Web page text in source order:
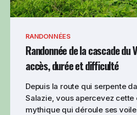
RANDONNÉES
Randonnée de la cascade du
accès, durée et difficulté
Depuis la route qui serpente
Salazie, vous apercevez cette
mythique qui déroule ses